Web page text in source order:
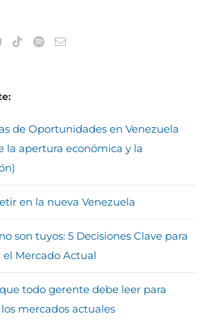
de Oportunidades en Venezuela
la apertura económica y la
en la nueva Venezuela
son tuyos: 5 Decisiones Clave para
Mercado Actual
que todo gerente debe leer para
mercados actuales